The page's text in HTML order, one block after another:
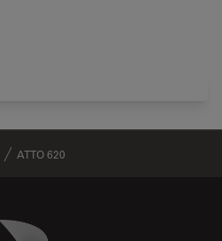
ATTO 620
Danaher Logo